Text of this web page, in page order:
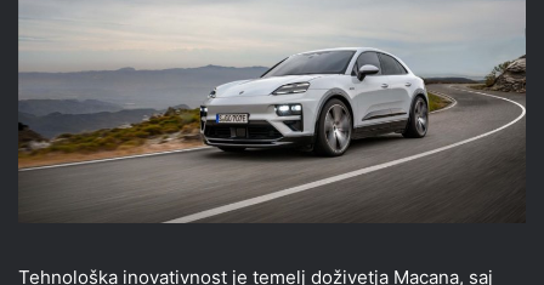
Tehnološka inovativnost je temelj doživetja Macana, saj